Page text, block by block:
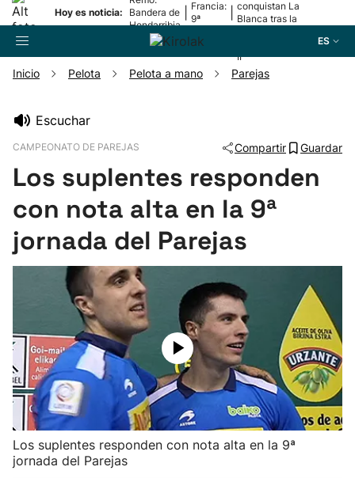
Hoy es noticia:
Bandera de
Hondarribia
Francia:
9ª
conquistan La
Blanca tras la
II
ES
Pelota
Remo
Baloncesto
Ciclismo
Herri-kirolak
Balonmano
Kirolak 360
Inicio Pelota Pelota a mano Parejas
Escuchar
CAMPEONATO DE PAREJAS Compartir Guardar
Los suplentes responden
con nota alta en la 9ª
jornada del Parejas
Los suplentes responden con nota alta en la 9ª
jornada del Parejas